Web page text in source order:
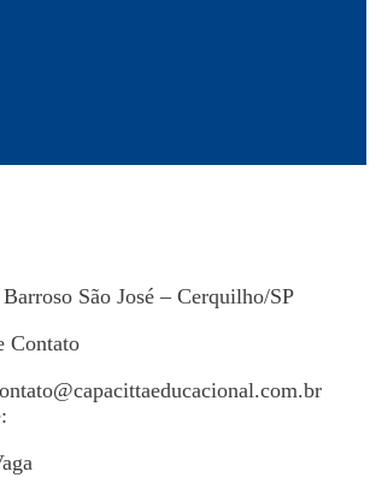
São José – Cerquilho/SP
Contato